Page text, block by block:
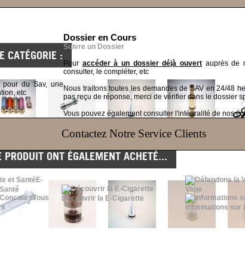
du Sav, une
etc
Dossier en Cours
Suivre un Dossier
Pour accéder à un dossier déjà ouvertauprès de
consulter, le compléter, etc
Nous traitons toutes les demandes de SAV en 24/48
pas reçu de réponse, merci de vérifier dans le dossier
Vous pouvez également consulter l'intégralité de nos
Contactez Notre Service Clients
E-
Tous
Découvrir la E-Cigarette
Vape
Informations sur
CATÉGORIE :
ONT ÉGALEMENT ACHETÉ...